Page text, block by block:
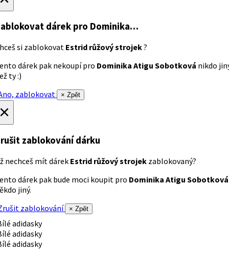
dárek pro Dominika…
si zablokovat Estrid růžový strojek?
dárek pak nekoupí pro Dominika Atigu Sobotková nikdo
ty :)
zablokovat
× Zpět
zablokování dárku
nechceš mít dárek Estrid růžový strojek zablokovaný?
dárek pak bude moci koupit pro Dominika Atigu Sobotková
jiný.
zablokování
× Zpět